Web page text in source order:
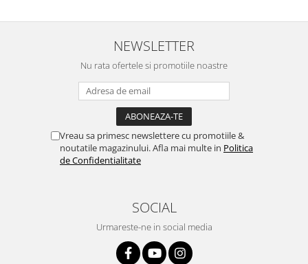
NEWSLETTER
Nu rata ofertele si promotiile noastre
Vreau sa primesc newslettere cu promotiile &
noutatile magazinului. Afla mai multe in Politica
de Confidentialitate
SOCIAL
Urmareste-ne in social media